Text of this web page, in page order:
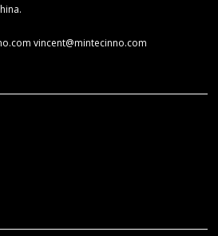
vincent@mintecinno.com